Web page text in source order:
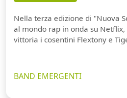
Nella terza edizione di "Nuova
al mondo rap in onda su
vittoria i cosentini Flextony e
BAND EMERGENTI